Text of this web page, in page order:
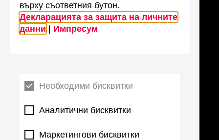
върху съответния бутон.
Декларацията за защита на личните
данни
Импресум
Необходими бисквитки
Аналитични бисквитки
Маркетингови бисквитки